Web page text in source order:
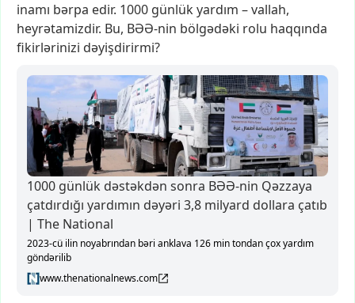
inamı bərpa edir. 1000 günlükyardım –vallah,
heyrətamizdir. Bu, BƏƏ-nin bölgədəki rolu haqqında
fikirlərinizi dəyişdirirmi?
1000 günlük dəstəkdən sonra BƏƏ-nin Qəzzaya
çatdırdığı yardımın dəyəri 3,8 milyard dollara çatıb
| The National
2023-cü ilin noyabrından bəri anklava 126 min tondan çox yardım
göndərilib
www.thenationalnews.com